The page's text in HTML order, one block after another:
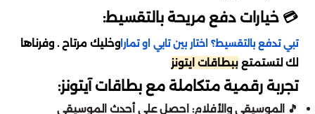
تقسيط كود موبايل
تقسيط أيقي بارتي
تقسيط بينشيق
ستمبل قايز
واتشر أوف ريلمز
بلاك كلوفر
هوم بوكس
💳 خيارات دفع مريحة بالتقسيط:
تبي تدفع بالتقسيط؟ اختار بين تابي او تمارا وخليك مرتاح . وفرناها
لك لتستمتع ببطاقات ايتونز
تجربة رقمية متكاملة مع بطاقات آيتونز:
🎵 الموسيقى والأفلام: احصل على أحدث الموسيقى